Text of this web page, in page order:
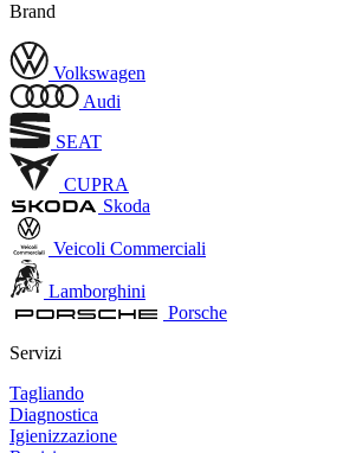
Brand
Volkswagen
Audi
SEAT
CUPRA
Skoda
Veicoli Commerciali
Lamborghini
Porsche
Servizi
Tagliando
Diagnostica
Igienizzazione